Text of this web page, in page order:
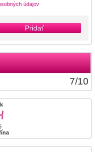
údajov
Pridať
7/10